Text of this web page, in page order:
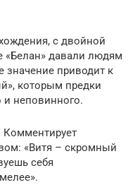
с двойной
«Белан» давали людям
значение приводит к
которым предки
и неповинного.
Комментирует
«Витя – скромный
себя